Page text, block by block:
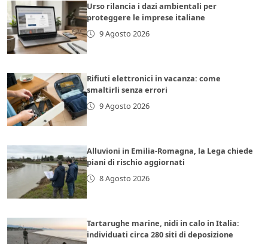
Urso rilancia i dazi ambientali per
proteggere le imprese italiane
9 Agosto 2026
Rifiuti elettronici in vacanza: come
smaltirli senza errori
9 Agosto 2026
Alluvioni in Emilia-Romagna, la Lega chiede
piani di rischio aggiornati
8 Agosto 2026
Tartarughe marine, nidi in calo in Italia:
individuati circa 280 siti di deposizione